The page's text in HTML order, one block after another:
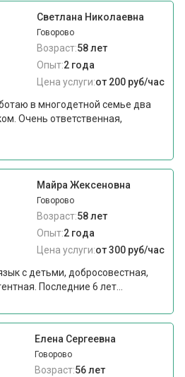
Светлана Николаевна
Говорово
Возраст:58 лет
Опыт:2 года
Цена услуги:от 200 руб/час
в многодетной семье два
Очень ответственная,
Майра Жексеновна
Говорово
Возраст:58 лет
Опыт:2 года
Цена услуги:от 300 руб/час
с детьми, добросовестная,
Последние 6 лет...
Елена Сергеевна
Говорово
Возраст:56 лет